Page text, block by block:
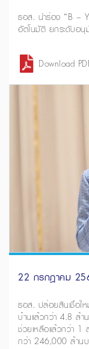
ธอส. นำร่อง “B –
อัตโนมัติ ยกระดับอนุ
Download
22 กรกฎาคม
ธอส. ปล่อยสินเชื่อใ
บ้านแล้วกว่า 4.8 ล้า
ช่วยเหลือแล้วกว่า 1
กว่า 246,000 ล้าน